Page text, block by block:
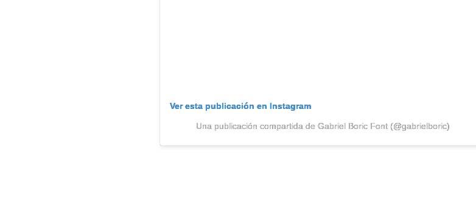
Ver esta publicación en Instagram
Una publicación compartida de Gabriel Boric Font (@gabrielboric)